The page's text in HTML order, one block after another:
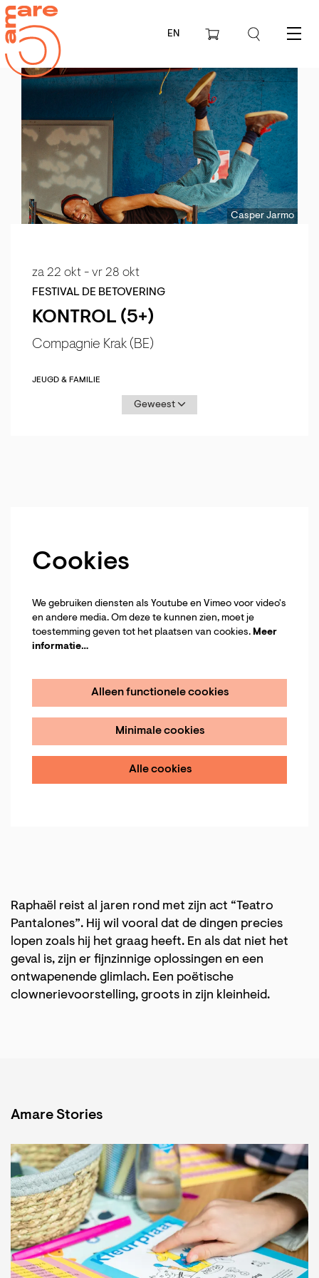
EN Menu
Casper Jarmo
KONTROL (5+)
Compagnie Krak (BE)
FESTIVAL DE BETOVERING
za 22 okt - vr 28 okt
JEUGD & FAMILIE
Geweest
Cookies
We gebruiken diensten als Youtube en Vimeo voor video's
en andere media. Om deze te kunnen zien, moet je
toestemming geven tot het plaatsen van cookies. Meer
informatie…
Alleen functionele cookies
Minimale cookies
Alle cookies
Raphaël reist al jaren rond met zijn act “Teatro
Pantalones”. Hij wil vooral dat de dingen precies
lopen zoals hij het graag heeft. En als dat niet het
geval is, zijn er fijnzinnige oplossingen en een
ontwapenende glimlach. Een poëtische
clownerievoorstelling, groots in zijn kleinheid.
Amare Stories